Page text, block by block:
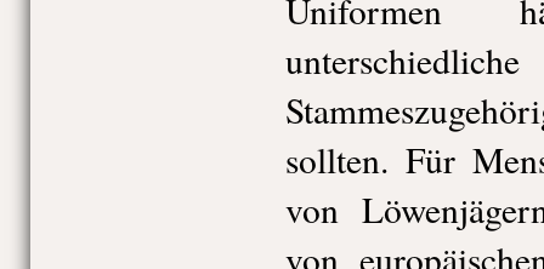
Uniformen
unterschiedliche
sollten. Für
von
von